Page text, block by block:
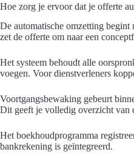
Hoe zorg je ervoor dat je offerte
De automatische omzetting begint
zet de offerte om naar een
Het systeem behoudt alle
voegen. Voor dienstverleners
Voortgangsbewaking gebeurt
Dit geeft je volledig overzicht van
Het boekhoudprogramma
bankrekening is geïntegreerd.